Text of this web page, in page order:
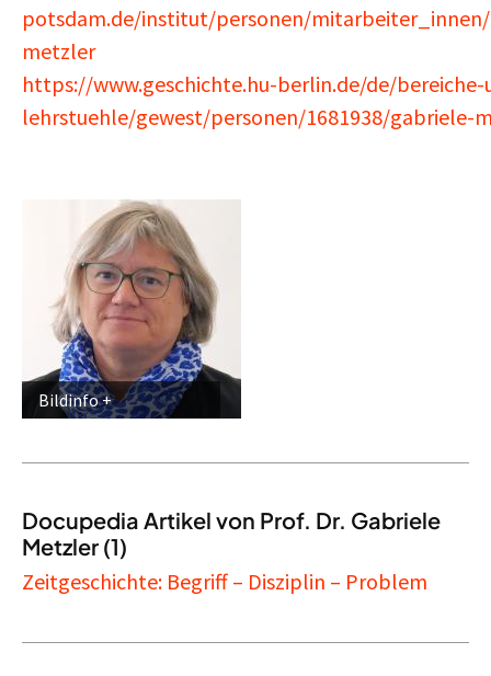
potsdam.de/institut/personen/
metzler
https://www.geschichte.hu-berlin.de/de/bereiche-
lehrstuehle/gewest/personen/1681938/gabriele-
Bildinfo
Docupedia Artikel von Prof. Dr. Gabriele
Metzler (1)
Zeitgeschichte: Begriff – Disziplin – Problem